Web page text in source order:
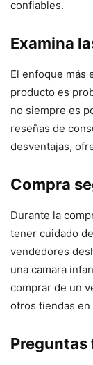
confiables.
Examina
El enfoque más
producto es
no siempre es
reseñas de
desventajas,
Compra
Durante la
tener cuidado
vendedores
una camara
comprar de un
otros tiendas en